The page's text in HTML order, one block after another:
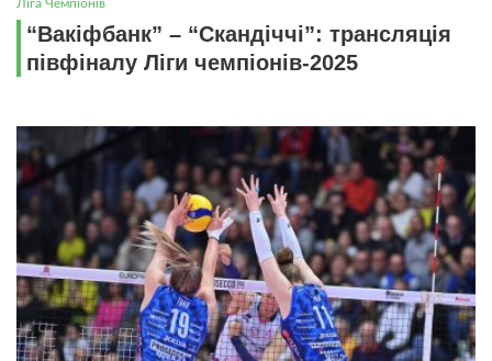
Ліга Чемпіонів
“Вакіфбанк” – “Скандіччі”: трансляція
півфіналу Ліги чемпіонів-2025